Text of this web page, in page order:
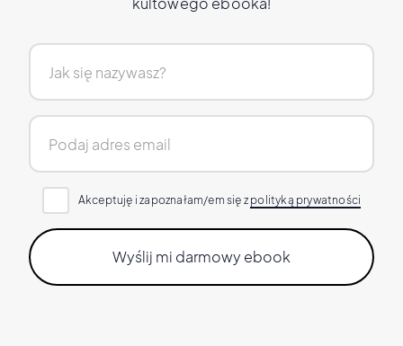
Akceptuję i zapoznałam/em się z polityką prywatności